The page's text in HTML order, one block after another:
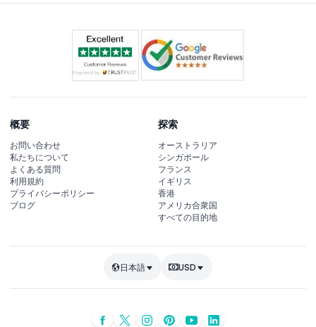
概要
お問い合わせ
私たちについて
よくある質問
利用規約
プライバシーポリシー
ブログ
探索
オーストラリア
シンガポール
フランス
イギリス
香港
アメリカ合衆国
すべての目的地
日本語 USD